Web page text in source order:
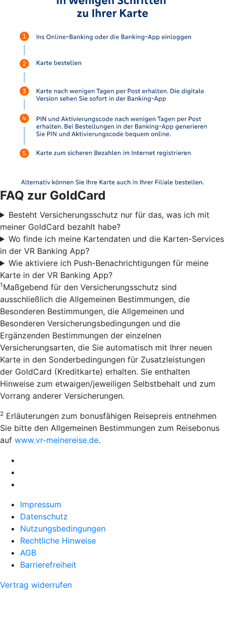
FAQ zur GoldCard
Besteht Versicherungsschutz nur für das, was ich mit
meiner GoldCard bezahlt habe?
Wo finde ich meine Kartendaten und die Karten-Services
in der VR Banking App?
Wie aktiviere ich Push-Benachrichtigungen für meine
Karte in der VR Banking App?
1 Maßgebend für den Versicherungsschutz sind
ausschließlich die Allgemeinen Bestimmungen, die
Besonderen Bestimmungen, die Allgemeinen und
Besonderen Versicherungsbedingungen und die
Ergänzenden Bestimmungen der einzelnen
Versicherungsarten, die Sie automatisch mit Ihrer neuen
Karte in den Sonderbedingungen für Zusatzleistungen
der GoldCard (Kreditkarte) erhalten. Sie enthalten
Hinweise zum etwaigen/jeweiligen Selbstbehalt und zum
Vorrang anderer Versicherungen.
2 Erläuterungen zum bonusfähigen Reisepreis entnehmen
Sie bitte den Allgemeinen Bestimmungen zum Reisebonus
auf www.vr-meinereise.de.
Impressum
Datenschutz
Nutzungsbedingungen
Rechtliche Hinweise
AGB
Barrierefreiheit
Vertrag widerrufen